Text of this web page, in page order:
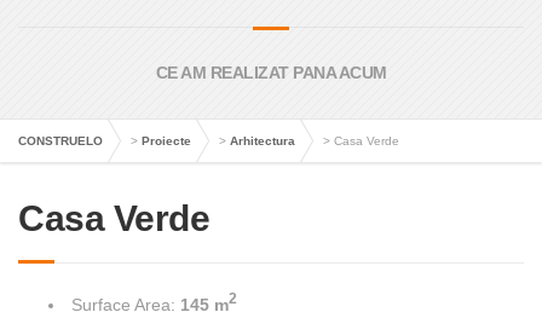
CE AM REALIZAT PANA ACUM
CONSTRUELO > Proiecte > Arhitectura > Casa Verde
Casa Verde
Surface Area: 145 m2